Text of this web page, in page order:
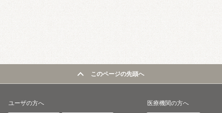
このページの先頭へ
ユーザの方へ 医療機関の方へ